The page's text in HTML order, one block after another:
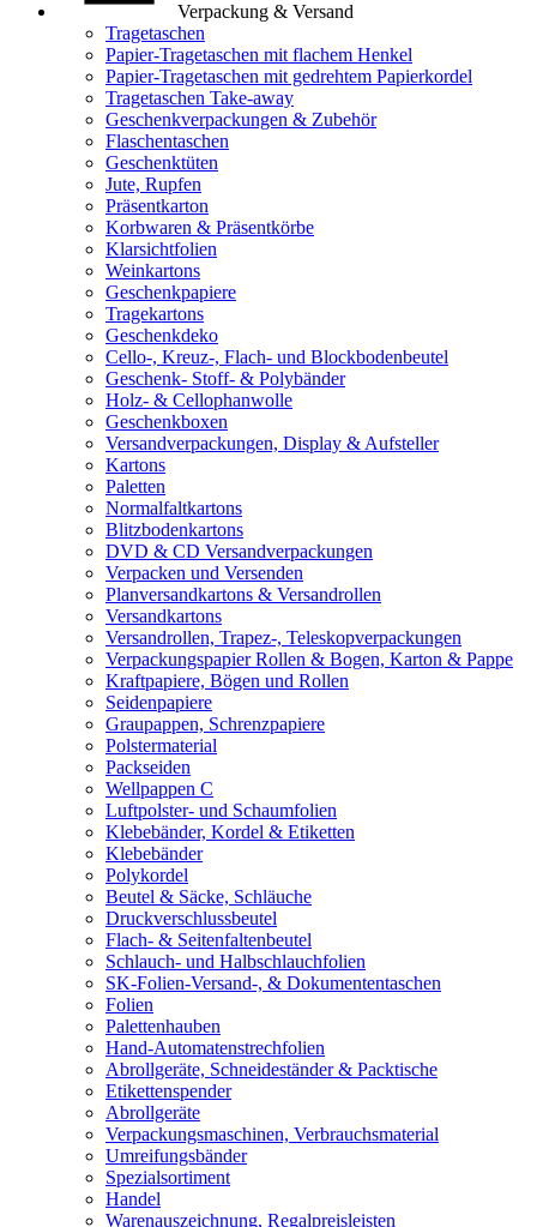
Verpackung & Versand
Tragetaschen
Papier-Tragetaschen mit flachem Henkel
Papier-Tragetaschen mit gedrehtem Papierkordel
Tragetaschen Take-away
Geschenkverpackungen & Zubehör
Flaschentaschen
Geschenktüten
Jute, Rupfen
Präsentkarton
Korbwaren & Präsentkörbe
Klarsichtfolien
Weinkartons
Geschenkpapiere
Tragekartons
Geschenkdeko
Cello-, Kreuz-, Flach- und Blockbodenbeutel
Geschenk- Stoff- & Polybänder
Holz- & Cellophanwolle
Geschenkboxen
Versandverpackungen, Display & Aufsteller
Kartons
Paletten
Normalfaltkartons
Blitzbodenkartons
DVD & CD Versandverpackungen
Verpacken und Versenden
Planversandkartons & Versandrollen
Versandkartons
Versandrollen, Trapez-, Teleskopverpackungen
Verpackungspapier Rollen & Bogen, Karton & Pappe
Kraftpapiere, Bögen und Rollen
Seidenpapiere
Graupappen, Schrenzpapiere
Polstermaterial
Packseiden
Wellpappen C
Luftpolster- und Schaumfolien
Klebebänder, Kordel & Etiketten
Klebebänder
Polykordel
Beutel & Säcke, Schläuche
Druckverschlussbeutel
Flach- & Seitenfaltenbeutel
Schlauch- und Halbschlauchfolien
SK-Folien-Versand-, & Dokumententaschen
Folien
Palettenhauben
Hand-Automatenstrechfolien
Abrollgeräte, Schneideständer & Packtische
Etikettenspender
Abrollgeräte
Verpackungsmaschinen, Verbrauchsmaterial
Umreifungsbänder
Spezialsortiment
Handel
Warenauszeichnung, Regalpreisleisten